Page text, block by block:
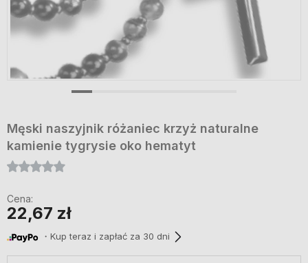
Męski naszyjnik różaniec krzyż naturalne
kamienie tygrysie oko hematyt
Cena:
22,67 zł
・Kup teraz i zapłać za 30 dni